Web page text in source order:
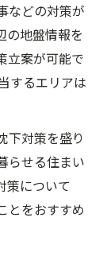
などの対策が
の地盤情報を
立案が可能で
するエリアは
下対策を盛り
らせる住まい
策について
とをおすすめ